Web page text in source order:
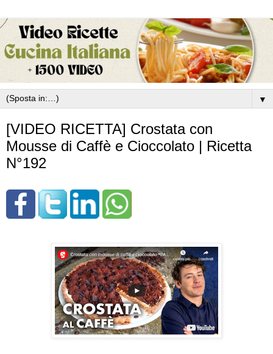
▼
[VIDEO RICETTA] Crostata con
Mousse di Caffè e Cioccolato | Ricetta
N°192